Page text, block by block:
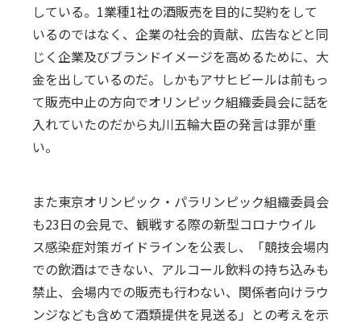
している。1業種1社の酒販売を目的に契約をして
いるのではなく、企業の社会的貢献、広告などと同
じく企業及びブランドイメージを高めるために、大
金を出しているのだ。しかもアサヒビールは前もっ
て販売中止の方向でオリンピック組織委員会に話を
入れていたのだから丸川五輪大臣の発言は罪が重
い。
また東京オリンピック・パラリンピック組織委員会
も23日の会見で、観戦する際の新型コロナウイル
ス感染症対策ガイドラインを公表し、「競技会場内
での飲酒はできない、アルコール飲料の持ち込みも
禁止、会場内での販売も行わない、関係者向けラウ
ンジなども含めて酒類提供を見送る」との考えを示